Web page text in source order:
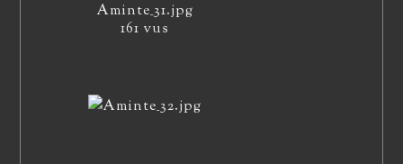
Aminte_31.jpg
161 vus